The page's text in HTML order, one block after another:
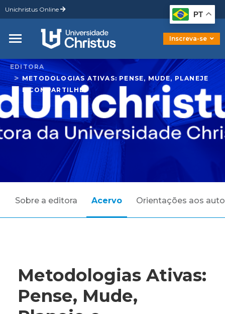
Unichristus Online
Inscreva-se
Graduação
Pós-Graduação
Mestrado
Doutorado
EDITORA
METODOLOGIAS ATIVAS: PENSE, MUDE, PLANEJE
E COMPARTILHE
Sobre a editora Acervo Orientações aos
Metodologias Ativas:
Pense, Mude,
PT